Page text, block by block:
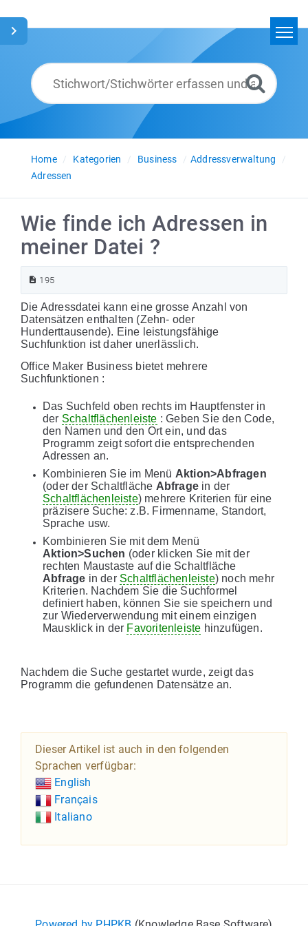
Glossar
Deutsch
Home
Kategorien Business
Addressverwaltung
Adressen
Wie finde ich Adressen in
meiner Datei ?
195
Die Adressdatei kann eine grosse Anzahl von
Datensätzen enthalten (Zehn- oder
Hunderttausende). Eine leistungsfähige
Suchfunktion ist daher unerlässlich.
Office Maker Business bietet mehrere
Suchfunktionen :
Das Suchfeld oben rechts im Hauptfenster in
der Schaltflächenleiste : Geben Sie den Code,
den Namen und den Ort ein, und das
Programm zeigt sofort die entsprechenden
Adressen an.
Kombinieren Sie im Menü Aktion>Abfragen
(oder der Schaltfläche Abfrage in der
Schaltflächenleiste) mehrere Kriterien für eine
präzisere Suche: z.B. Firmenname, Standort,
Sprache usw.
Kombinieren Sie mit dem Menü
Aktion>Suchen (oder klicken Sie mit der
rechten Maustaste auf die Schaltfläche
Abfrage in der Schaltflächenleiste) noch mehr
Kriterien. Nachdem Sie die Suchformel
definiert haben, können Sie sie speichern und
zur Wiederverwendung mit einem einzigen
Mausklick in der Favoritenleiste hinzufügen.
Nachdem die Suche gestartet wurde, zeigt das
Programm die gefundenen Datensätze an.
Dieser Artikel ist auch in den folgenden
Sprachen verfügbar:
English
Français
Italiano